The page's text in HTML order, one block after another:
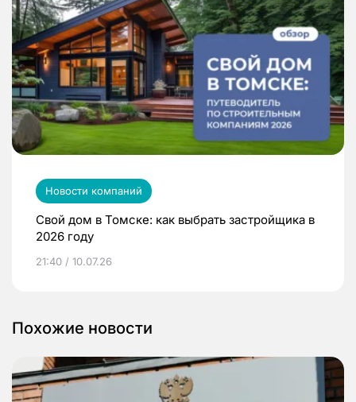
Новости компаний
Свой дом в Томске: как выбрать застройщика в
2026 году
21:40 / 10.07.26
Похожие новости